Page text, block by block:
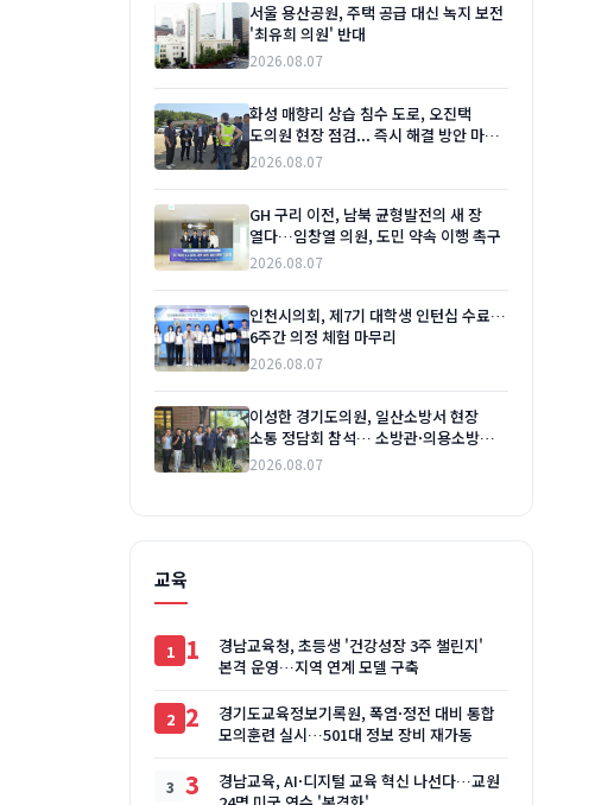
서울 용산공원, 주택 공급 대신 녹지 보전
'최유희 의원' 반대
2026.08.07
화성 매향리 상습 침수 도로, 오진택
도의원 현장 점검... 즉시 해결 방안 마련
촉구
2026.08.07
GH 구리 이전, 남북 균형발전의 새 장
열다…임창열 의원, 도민 약속 이행 촉구
2026.08.07
인천시의회, 제7기 대학생 인턴십 수료…
6주간 의정 체험 마무리
2026.08.07
이성한 경기도의원, 일산소방서 현장
소통 정담회 참석… 소방관·의용소방대
애로사항 청취
2026.08.07
교육
1
경남교육청, 초등생 '건강성장 3주 챌린지'
본격 운영…지역 연계 모델 구축
2
경기도교육정보기록원, 폭염·정전 대비 통합
모의훈련 실시…501대 정보 장비 재가동
3
경남교육, AI·디지털 교육 혁신 나선다…교원